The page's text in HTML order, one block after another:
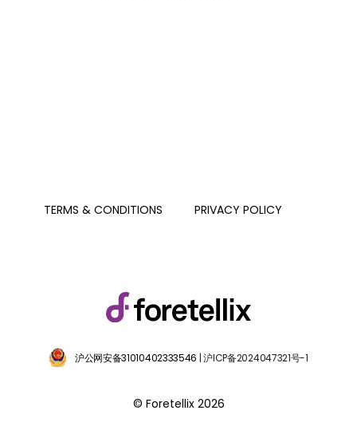
TERMS & CONDITIONS PRIVACY POLICY
沪公网安备31010402333546 | 沪ICP备2024047321号-1
© Foretellix 2026